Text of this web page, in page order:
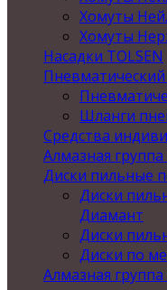
Хомуты
Хомуты
Насадки TOLSEN
Шланги
Средства
Алмазная
Диски пильные
Диски
Диамант
Диски
Диски по
Алмазная группа